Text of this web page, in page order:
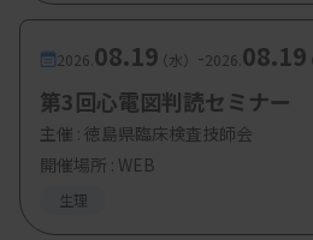
・最近の聞き慣れない脳波用
武山博文氏
・脳波判読、所見の付け方、
三枝隆博氏・大封昌子氏・
Bコース（筋電図）
2026. 08.19（水） -2026. 08.19
第3回心電図判読セミナー
主催 : 徳島県臨床検査技師会
開催場所 : WEB
生理